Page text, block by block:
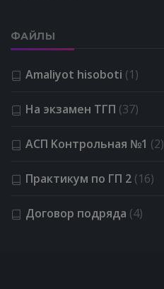
ФАЙЛЫ
Amaliyot hisoboti (1)
На экзамен ТГП (37)
АСП Kонтрольная №1 (2)
Практикум по ГП 2 (16)
Договор подряда (4)